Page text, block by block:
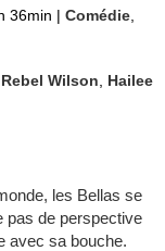
36min | Comédie
Rebel Wilson
Hailee
les Bellas se
pas de perspective
avec sa bouche.